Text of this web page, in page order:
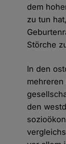
dem
zu tun
Störche
In den
mehreren
den